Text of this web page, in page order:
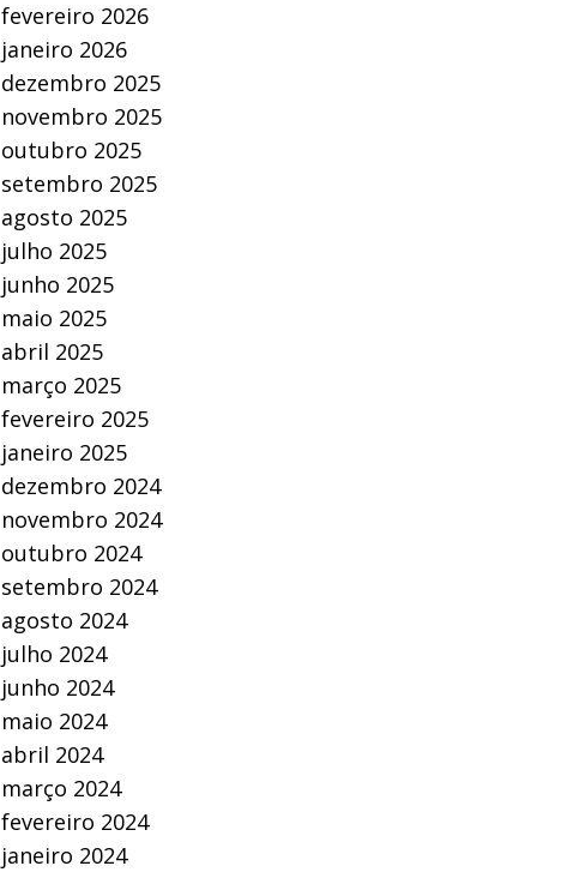
fevereiro 2026
janeiro 2026
dezembro 2025
novembro 2025
outubro 2025
setembro 2025
agosto 2025
julho 2025
junho 2025
maio 2025
abril 2025
março 2025
fevereiro 2025
janeiro 2025
dezembro 2024
novembro 2024
outubro 2024
setembro 2024
agosto 2024
julho 2024
junho 2024
maio 2024
abril 2024
março 2024
fevereiro 2024
janeiro 2024